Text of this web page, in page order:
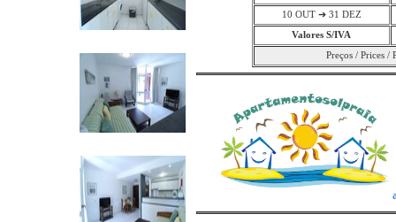
10 OUT ➔ 31 DEZ
Valores S/IVA
Preços / Prices /